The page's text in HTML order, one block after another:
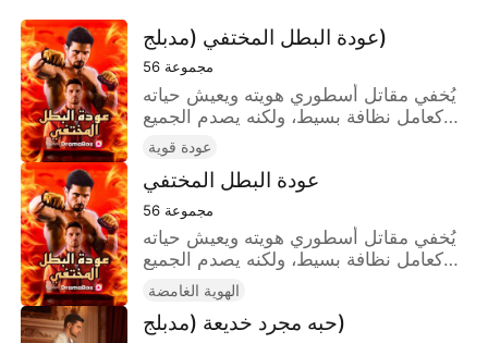
عودة البطل المختفي (مدبلج)
56 مجموعة
يُخفي مقاتل أسطوري هويته ويعيش حياته
كعامل نظافة بسيط، ولكنه يصدم الجميع
بقوته الحقيقية عندما يواجه بعض التحديات
عودة قوية
عودة البطل المختفي
56 مجموعة
يُخفي مقاتل أسطوري هويته ويعيش حياته
كعامل نظافة بسيط، ولكنه يصدم الجميع
بقوته الحقيقية عندما يواجه بعض التحديات
الهوية الغامضة
حبه مجرد خديعة (مدبلج)